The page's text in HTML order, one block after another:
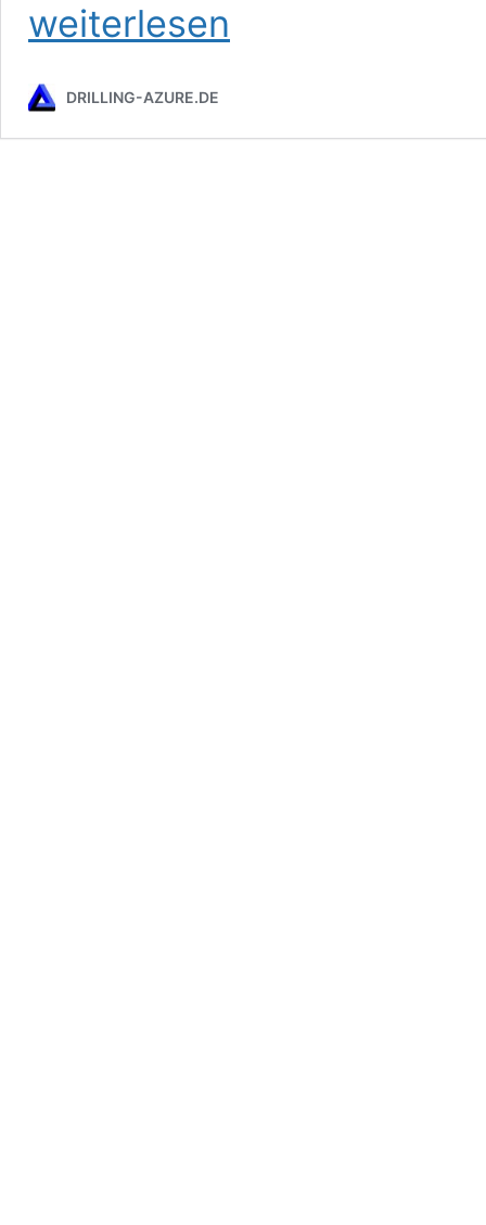
weiterlesen
DRILLING-AZURE.DE